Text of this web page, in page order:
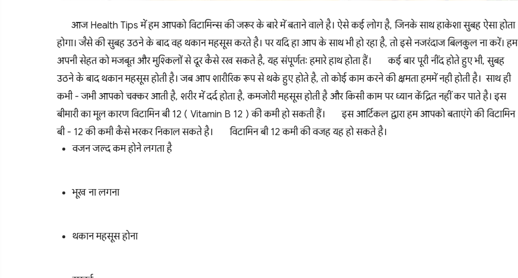
आज Health Tips में हम आपको विटामिन्स की जरूर के बारे में बताने वाले है। ऐसे कई लोग है, जिनके साथ हाकेशा सुबह ऐसा होता
होगा। जैसे की सुबह उठने के बाद वह थकान महसूस करते है। पर यदि हा आप के साथ भी हो रहा है, तो इसे नजरंदाज बिलकुल ना करें। हम
अपनी सेहत को मजबूत और मुश्किलों से दूर कैसे रख सकते है, यह संपूर्णतः हमारे हाथ होता हैं।
कई बार पूरी नींद होते हुए भी, सुबह
उठने के बाद थकान महसूस होती है। जब आप शारीरिक रूप से थके हुए होते है, तो कोई काम करने की क्षमता हममें नही होती है। साथ ही
कभी - जभी आपको चक्कर आती है, शरीर में दर्द होता है, कमजोरी महसूस होती है और किसी काम पर ध्यान केंद्रित नहीं कर पाते है। इस
बीमारी का मूल कारण विटामिन बी 12 ( Vitamin B 12 ) की कमी हो सकती हैं।
इस आर्टिकल द्वारा हम आपको बताएंगे की विटामिन
बी - 12 की कमी कैसे भरकर निकाल सकते है।
विटामिन बी 12 कमी की वजह यह हो सकते है।
वजन जल्द कम होने लगता है
भूख ना लगना
थकान महसूस होना